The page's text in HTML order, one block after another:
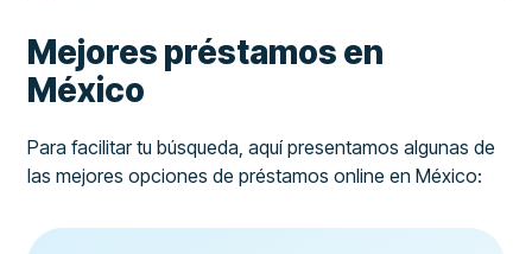
Mejores préstamos en
México
Para facilitar tu búsqueda, aquí presentamos algunas de
las mejores opciones de préstamos online en México: